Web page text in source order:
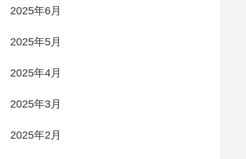
2025年6月
2025年5月
2025年4月
2025年3月
2025年2月